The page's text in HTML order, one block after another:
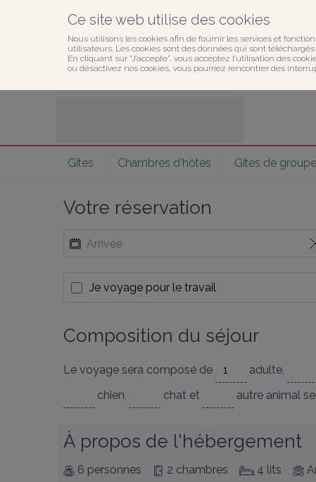
Ce site web utilise des cookies
Nous utilisons les cookies afin de fournir les services et
utilisateurs. Les cookies sont des données qui sont
En cliquant sur ”J’accepte”, vous acceptez l’utilisation des
ou désactivez nos cookies, vous pourriez rencontrer des
Gîtes Chambres d'hôtes Gîtes de groupe
Votre réservation
Je voyage pour le travail
Composition du séjour
Le voyage sera composé de adulte,
chien, chat et autre animal
À propos de l'hébergement
6 personnes 2 chambres 4 lits